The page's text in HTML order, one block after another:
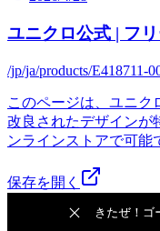
ユニクロ公式 | フ
/jp/ja/products/E418711-
このページは、ユニク
改良されたデザインが
ンラインストアで可
保存を開く